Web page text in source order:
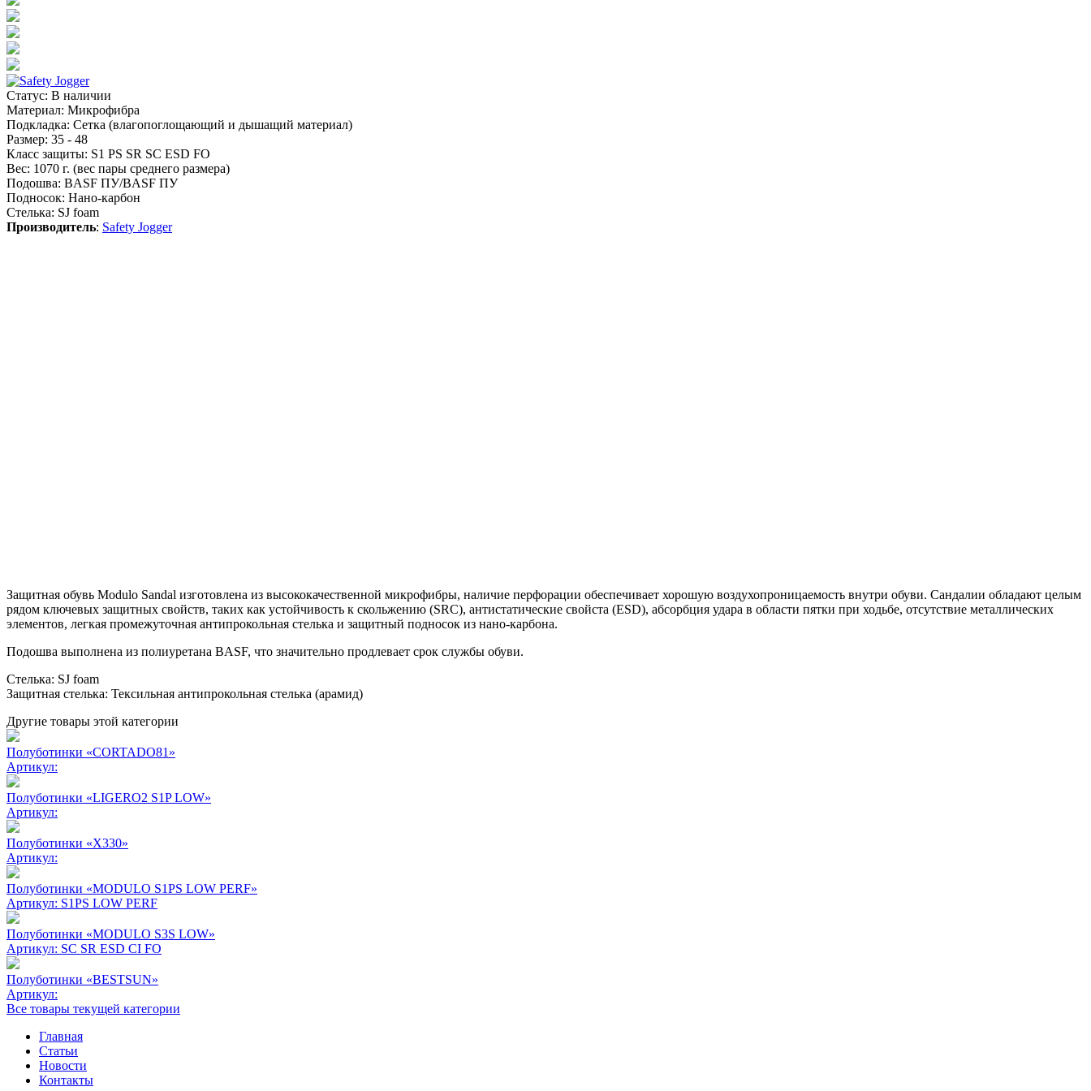
Статус: В наличии
Материал: Микрофибра
Подкладка: Сетка (влагопоглощающий и дышащий материал)
Размер: 35 - 48
Класс защиты: S1 PS SR SC ESD FO
Вес: 1070 г. (вес пары среднего размера)
Подошва: BASF ПУ/BASF ПУ
Подносок: Нано-карбон
Стелька: SJ foam
Производитель: Safety Jogger
Защитная обувь Modulo Sandal изготовлена из высококачественной микрофибры, наличие перфорации обеспечивает хорошую воздухопроницаемость внутри обуви. Сандалии обладают целым
рядом ключевых защитных свойств, таких как устойчивость к скольжению (SRC), антистатические свойста (ESD), абсорбция удара в области пятки при ходьбе, отсутствие металлических
элементов, легкая промежуточная антипрокольная стелька и защитный подносок из нано-карбона.
Подошва выполнена из полиуретана BASF, что значительно продлевает срок службы обуви.
Стелька: SJ foam
Защитная стелька: Тексильная антипрокольная стелька (арамид)
Другие товары этой категории
Полуботинки «CORTADO81»
Артикул:
Полуботинки «LIGERO2 S1P LOW»
Артикул:
Полуботинки «X330»
Артикул:
Полуботинки «MODULO S1PS LOW PERF»
Артикул: S1PS LOW PERF
Полуботинки «MODULO S3S LOW»
Артикул: SC SR ESD CI FO
Полуботинки «BESTSUN»
Артикул:
Все товары текущей категории
Главная
Статьи
Новости
Контакты